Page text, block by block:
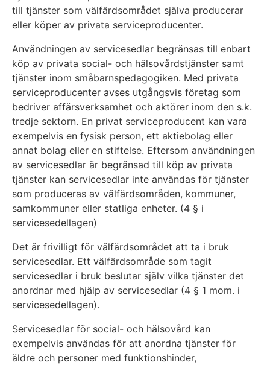
till tjänster som välfärdsområdet själva producerar
eller köper av privata serviceproducenter.
Användningen av servicesedlar begränsas till enbart
köp av privata social- och hälsovårdstjänster samt
tjänster inom småbarnspedagogiken. Med privata
serviceproducenter avses utgångsvis företag som
bedriver affärsverksamhet och aktörer inom den s.k.
tredje sektorn. En privat serviceproducent kan vara
exempelvis en fysisk person, ett aktiebolag eller
annat bolag eller en stiftelse. Eftersom användningen
av servicesedlar är begränsad till köp av privata
tjänster kan servicesedlar inte användas för tjänster
som produceras av välfärdsområden, kommuner,
samkommuner eller statliga enheter. (4 § i
servicesedellagen)
Det är frivilligt för välfärdsområdet att ta i bruk
servicesedlar. Ett välfärdsområde som tagit
servicesedlar i bruk beslutar själv vilka tjänster det
anordnar med hjälp av servicesedlar (4 § 1 mom. i
servicesedellagen).
Servicesedlar för social- och hälsovård kan
exempelvis användas för att anordna tjänster för
äldre och personer med funktionshinder,